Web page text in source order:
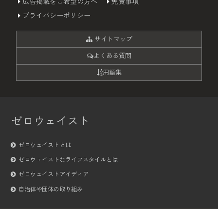
プライバシーポリシー
サイトマップ
よくある質問
用語集
ゼロウェイスト
ゼロウェイストとは
ゼロウェイストなライフスタイルとは
ゼロウェイストアイディア
自治体や団体の取り組み